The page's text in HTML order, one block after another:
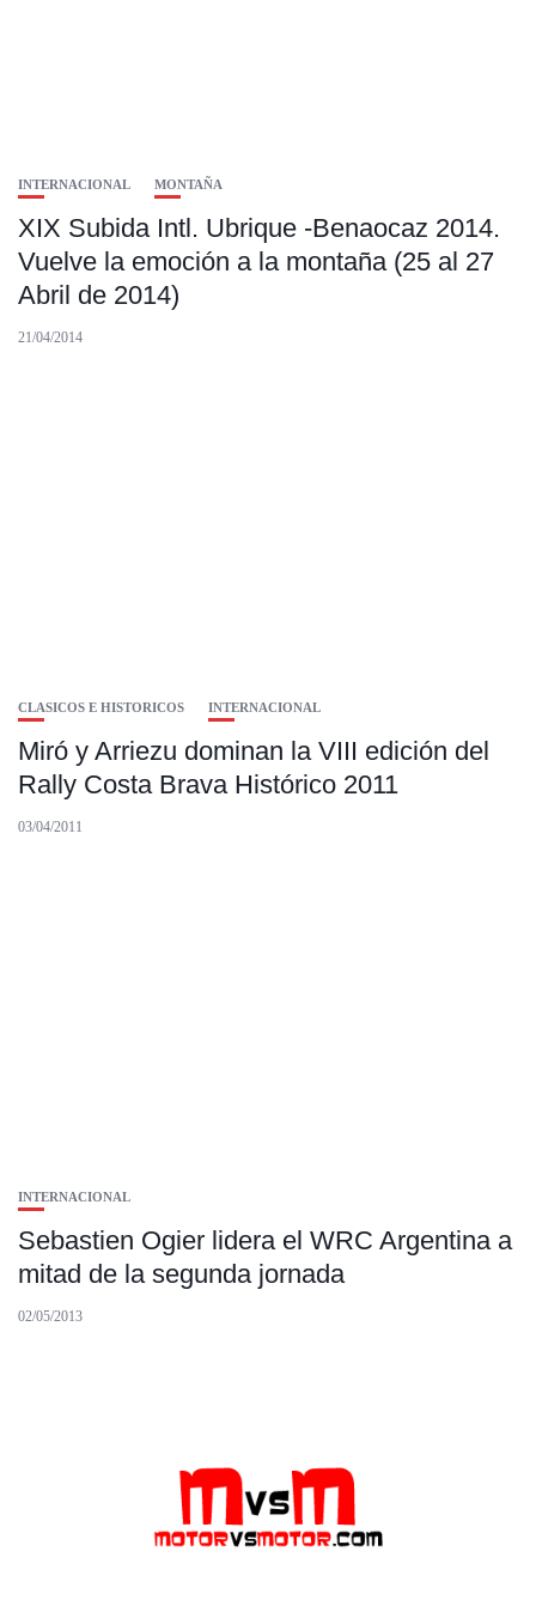
INTERNACIONAL MONTAÑA
XIX Subida Intl. Ubrique -Benaocaz 2014.
Vuelve la emoción a la montaña (25 al 27
Abril de 2014)
21/04/2014
CLASICOS E HISTORICOS INTERNACIONAL
Miró y Arriezu dominan la VIII edición del
Rally Costa Brava Histórico 2011
03/04/2011
INTERNACIONAL
Sebastien Ogier lidera el WRC Argentina a
mitad de la segunda jornada
02/05/2013